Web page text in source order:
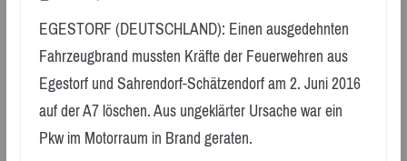
EGESTORF (DEUTSCHLAND): Einen ausgedehnten
Fahrzeugbrand mussten Kräfte der Feuerwehren aus
Egestorf und Sahrendorf-Schätzendorf am 2. Juni 2016
auf der A7 löschen. Aus ungeklärter Ursache war ein
Pkw im Motorraum in Brand geraten.